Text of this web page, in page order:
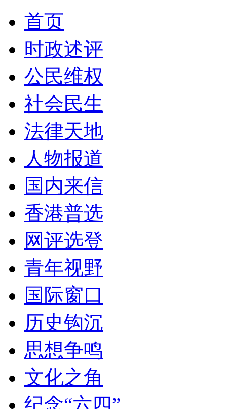
首页
时政述评
公民维权
社会民生
法律天地
人物报道
国内来信
香港普选
网评选登
青年视野
国际窗口
历史钩沉
思想争鸣
文化之角